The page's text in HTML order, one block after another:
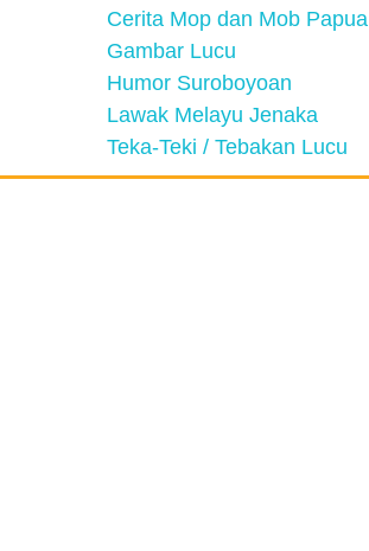
Cerita Mop dan Mob Papua
Gambar Lucu
Humor Suroboyoan
Lawak Melayu Jenaka
Teka-Teki / Tebakan Lucu